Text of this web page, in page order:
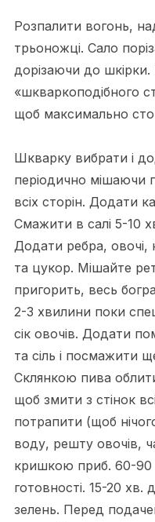
Розпалити вогонь,
трьоножці. Сало
дорізаючи до
«шкваркоподібного
щоб максимально
Шкварку вибрати і
періодично мішаючи
всіх сторін. Додати
Смажити в салі 5-10
Додати ребра, овочі,
та цукор. Мішайте
пригорить, весь
2-3 хвилини поки
сік овочів. Додати
та сіль і посмажити
Склянкою пива
щоб змити з стінок
потрапити (щоб
воду, решту овочів,
кришкою приб. 60-90
готовності. 15-20
зелень. Перед